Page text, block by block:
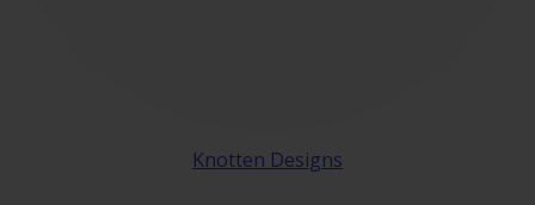
Knotten Designs